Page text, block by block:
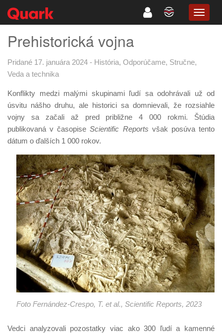
Prehistorická vojna
Pridané 17. januára 2024 - História, Odporúčame, Stručne,
Veda a technika
Konflikty medzi malými skupinami ľudí sa odohrávali už od
úsvitu nášho druhu, ale historici sa domnievali, že rozsiahle
vojny sa začali až pred približne 4 000 rokmi. Štúdia
publikovaná v časopiseScientific Reports však posúva tento
dátum o ďalších 1 000 rokov.
Foto Fernández-Crespo, T. et al., Scientific Reports, 2023
Vedci analyzovali pozostatky viac ako 300 ľudí a kamenné